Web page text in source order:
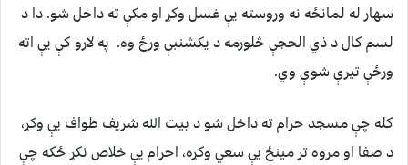
سهار له لمانځه نه وروسته يې غسل وكړ او مكې ته داخل شو. دا د
لسم كال د ذي الحجې څلورمه د يكشنبې ورځ وه. په لارو كې يې اته
ورځې تيرې شوې وي.
كله چې مسجد حرام ته داخل شو د بيت الله شريف طواف يې وكړ،
د صفا او مروه تر مينځ يې سعي وكړه، احرام يې خلاص نكړ ځكه چې